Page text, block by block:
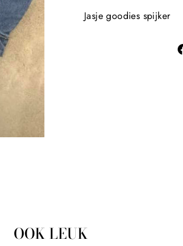
Jasje goodies spijker
OOK LEUK